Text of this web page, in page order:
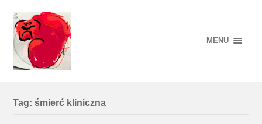
MENU
Tag:śmierć kliniczna